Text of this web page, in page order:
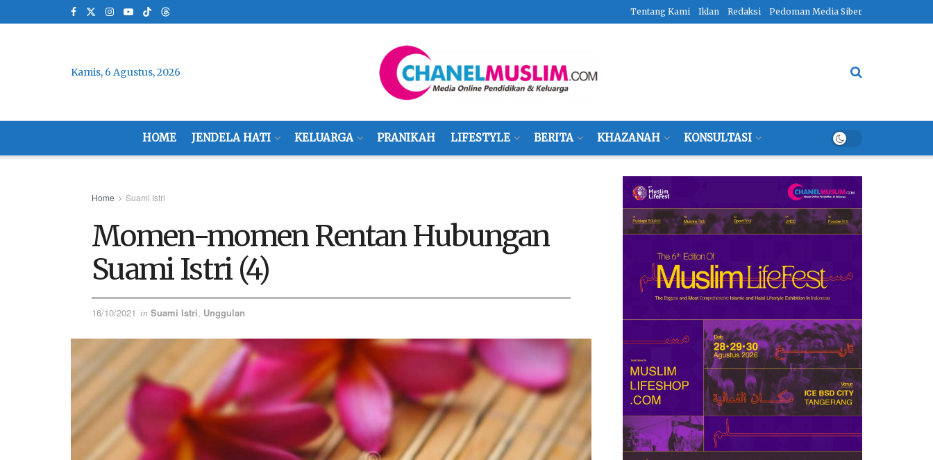
Tentang Kami Iklan Redaksi Pedoman Media Siber
Kamis, 6 Agustus, 2026
HOME JENDELA HATI KELUARGA PRANIKAH LIFESTYLE BERITA KHAZANAH KONSULTASI
Home Suami Istri
Momen-momen Rentan Hubungan
Suami Istri (4)
16/10/2021 in Suami Istri, Unggulan